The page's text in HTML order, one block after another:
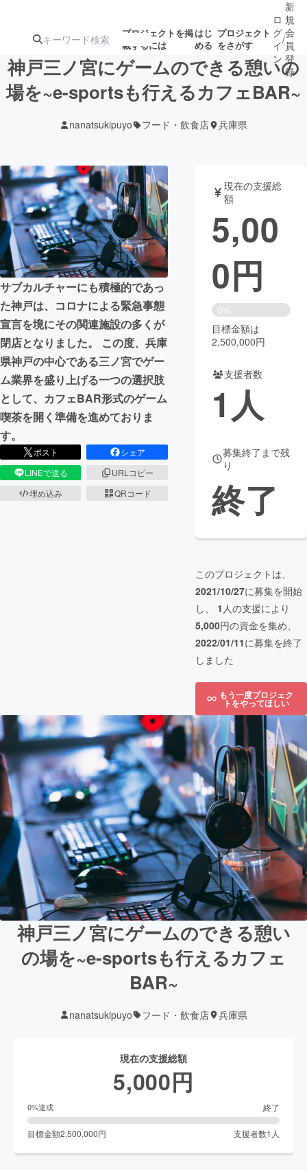
プロジェクトを掲
載するには
はじ
める
プロジェクト
をさがす
ターン
ジェクト
募集終了が近いプ
ロジェクト
されます
アート・写真 音楽
テクノロジー・ガジェット ゲーム・サ
映像・映画 書籍・雑誌
ビジネス・起業 チャレンジ
まちづくり・地域活性化
CAMPFIRE for Social Good
CAMPFIRE Creation
CAMPFIREふるさと納税 machi-ya コミュニティ
ロ
グ
イ
ン
/
新
規
会
員
登
録
神戸三ノ宮にゲームのできる憩いの
場を~e-sportsも行えるカフェBAR~
nanatsukipuyo フード・飲食店 兵庫県
サブカルチャーにも積極的であっ
た神戸は、コロナによる緊急事態
宣言を境にその関連施設の多くが
閉店となりました。 この度、兵庫
県神戸の中心である三ノ宮でゲー
ム業界を盛り上げる一つの選択肢
として、カフェBAR形式のゲーム
喫茶を開く準備を進めておりま
す。
ポスト
シェア
LINEで送る
URLコピー
埋め込み
QRコード
現在の支援総
額
5,00
0円
0%
目標金額は
2,500,000円
支援者数
1人
募集終了まで残
り
終了
このプロジェクトは、
2021/10/27に募集を開始
し、 1 人の支援により
5,000円の資金を集め、
2022/01/11に募集を終了
しました
もう一度プロジェク
トをやってほしい
神戸三ノ宮にゲームのできる憩い
の場を~e-sportsも行えるカフェ
BAR~
nanatsukipuyo フード・飲食店 兵庫県
現在の支援総額
5,000円
0%達成 終了
目標金額2,500,000円 支援者数1 人